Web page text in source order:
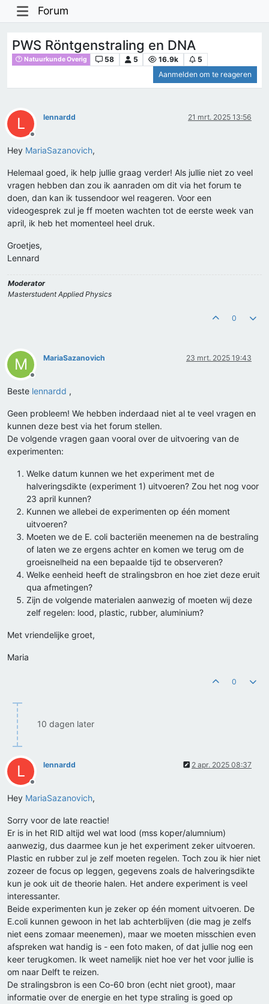
Forum
PWS Röntgenstraling en DNA
Natuurkunde Overig 58 5 16.9k
5
Aanmelden om te reageren
L
Offline
lennardd 21 mrt. 2025 13:56
Hey MariaSazanovich,
Helemaal goed, ik help jullie graag verder! Als jullie niet zo veel
vragen hebben dan zou ik aanraden om dit via het forum te
doen, dan kan ik tussendoor wel reageren. Voor een
videogesprek zul je ff moeten wachten tot de eerste week van
april, ik heb het momenteel heel druk.
Groetjes,
Lennard
Moderator
Masterstudent Applied Physics
0
M
Offline
MariaSazanovich 23 mrt. 2025 19:43
Beste lennardd ,
Geen probleem! We hebben inderdaad niet al te veel vragen en
kunnen deze best via het forum stellen.
De volgende vragen gaan vooral over de uitvoering van de
experimenten:
Welke datum kunnen we het experiment met de
halveringsdikte (experiment 1) uitvoeren? Zou het nog voor
23 april kunnen?
Kunnen we allebei de experimenten op één moment
uitvoeren?
Moeten we de E. coli bacteriën meenemen na de bestraling
of laten we ze ergens achter en komen we terug om de
groeisnelheid na een bepaalde tijd te observeren?
Welke eenheid heeft de stralingsbron en hoe ziet deze eruit
qua afmetingen?
Zijn de volgende materialen aanwezig of moeten wij deze
zelf regelen: lood, plastic, rubber, aluminium?
Met vriendelijke groet,
Maria
0
10 dagen later
L
Offline
lennardd 2 apr. 2025 08:37
Hey MariaSazanovich,
Sorry voor de late reactie!
Er is in het RID altijd wel wat lood (mss koper/alumnium)
aanwezig, dus daarmee kun je het experiment zeker uitvoeren.
Plastic en rubber zul je zelf moeten regelen. Toch zou ik hier niet
zozeer de focus op leggen, gegevens zoals de halveringsdikte
kun je ook uit de theorie halen. Het andere experiment is veel
interessanter.
Beide experimenten kun je zeker op één moment uitvoeren. De
E.coli kunnen gewoon in het lab achterblijven (die mag je zelfs
niet eens zomaar meenemen), maar we moeten misschien even
afspreken wat handig is - een foto maken, of dat jullie nog een
keer terugkomen. Ik weet namelijk niet hoe ver het voor jullie is
om naar Delft te reizen.
De stralingsbron is een Co-60 bron (echt niet groot), maar
informatie over de energie en het type straling is goed op